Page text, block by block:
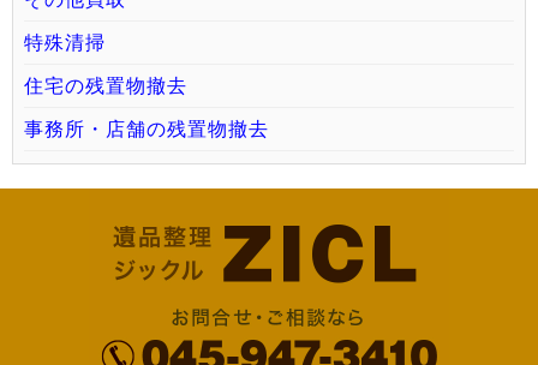
特殊清掃
住宅の残置物撤去
事務所・店舗の残置物撤去